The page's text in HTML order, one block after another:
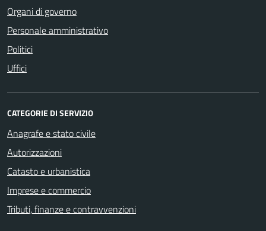
Organi di governo
Personale amministrativo
Politici
Uffici
CATEGORIE DI SERVIZIO
Anagrafe e stato civile
Autorizzazioni
Catasto e urbanistica
Imprese e commercio
Tributi, finanze e contravvenzioni